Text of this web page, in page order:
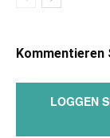
Kommentieren
LOGGEN